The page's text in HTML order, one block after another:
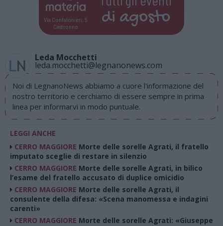
Via Confalonieri, 5
Castronno
di agosto
Leda Mocchetti
leda.mocchetti@legnanonews.com
Noi di LegnanoNews abbiamo a cuore l'informazione del
nostro territorio e cerchiamo di essere sempre in prima
linea per informarvi in modo puntuale.
LEGGI ANCHE
CERRO MAGGIORE Morte delle sorelle Agrati, il fratello
imputato sceglie di restare in silenzio
CERRO MAGGIORE Morte delle sorelle Agrati, in bilico
l’esame del fratello accusato di duplice omicidio
CERRO MAGGIORE Morte delle sorelle Agrati, il
consulente della difesa: «Scena manomessa e indagini
carenti»
CERRO MAGGIORE Morte delle sorelle Agrati: «Giuseppe